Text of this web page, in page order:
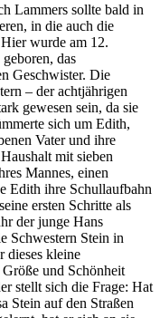
Lammers sollte bald in
in die auch die
wurde am 12.
das
Geschwister. Die
– der achtjährigen
gewesen sein, da sie
sich um Edith,
Vater und ihre
mit sieben
Mannes, einen
Edith ihre Schullaufbahn
ersten Schritte als
der junge Hans
Schwestern Stein in
dieses kleine
und Schönheit
stellt sich die Frage: Hat
Stein auf den Straßen